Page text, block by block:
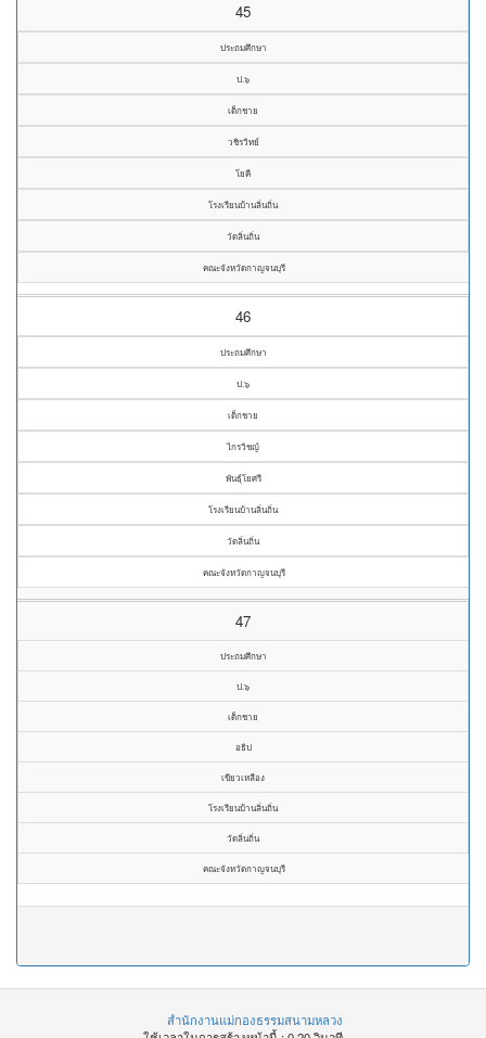
45
ประถมศึกษา
ป.๖
เด็กชาย
วชิรวิทย์
โยคี
โรงเรียนบ้านลิ่นถิ่น
วัดลิ่นถิ่น
คณะจังหวัดกาญจนบุรี
46
ประถมศึกษา
ป.๖
เด็กชาย
ไกรวิชญ์
พันธุ์โยศรี
โรงเรียนบ้านลิ่นถิ่น
วัดลิ่นถิ่น
คณะจังหวัดกาญจนบุรี
47
ประถมศึกษา
ป.๖
เด็กชาย
อธิป
เขียวเหลือง
โรงเรียนบ้านลิ่นถิ่น
วัดลิ่นถิ่น
คณะจังหวัดกาญจนบุรี
สำนักงานแม่กองธรรมสนามหลวง